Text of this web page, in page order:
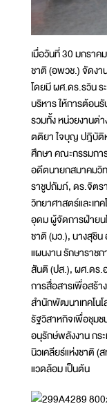
เมื่อวันที่ 30 มกรา
ชาติ (อพวช.) จัดง
โดยมี ผศ.ดร.รวิน
บริหาร ให้การต้อน
รวมทั้ง หน่วยงานต่
ตติยา ใจบุญ ปฎิบัติ
ศึกษา คณะกรรมก
อดีตนายกสมาคมวิท
ราชูปถัมภ์, ดร.จิตร
วิทยาศาสตร์และเท
อุดม ผู้จัดการฝ่ายน
ชาติ (มว.), นางสุชิ
แผนงาน รักษาราช
สันติ (ปส.), ผศ.ดร.
การสื่อสารเพื่อสร้
สำนักพัฒนาเทคโน
รัฐวิสาหกิจเพื่อชุม
อนุรักษ์พลังงาน กร
นิวเคลียร์แห่งชาติ
แวดล้อม เป็นต้น